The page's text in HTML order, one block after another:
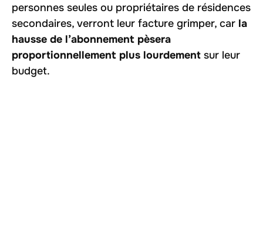
personnes seules ou propriétaires de résidences
secondaires, verront leur facture grimper, car la
hausse de l’abonnement pèsera
proportionnellement plus lourdement sur leur
budget.